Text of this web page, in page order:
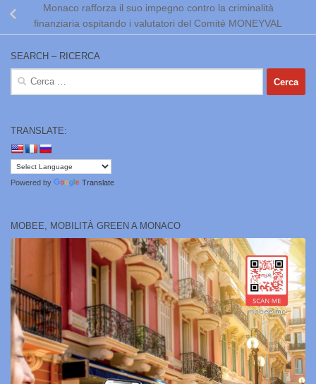
Monaco rafforza il suo impegno contro la criminalità
finanziaria ospitando i valutatori del Comité MONEYVAL
SEARCH – RICERCA
Ricerca
per:
TRANSLATE:
Powered by Translate
MOBEE, MOBILITÀ GREEN A MONACO